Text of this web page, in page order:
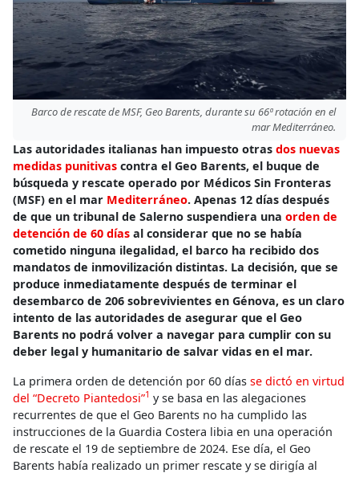
Barco de rescate de MSF, Geo Barents, durante su 66ª rotación en el
mar Mediterráneo.
Las autoridades italianas han impuesto otras dos nuevas
medidas punitivas contra el Geo Barents, el buque de
búsqueda y rescate operado por Médicos Sin Fronteras
(MSF) en el mar Mediterráneo. Apenas 12 días después
de que un tribunal de Salerno suspendiera una orden de
detención de 60 días al considerar que no se había
cometido ninguna ilegalidad, el barco ha recibido dos
mandatos de inmovilización distintas. La decisión, que se
produce inmediatamente después de terminar el
desembarco de 206 sobrevivientes en Génova, es un claro
intento de las autoridades de asegurar que el Geo
Barents no podrá volver a navegar para cumplir con su
deber legal y humanitario de salvar vidas en el mar.
La primera orden de detención por 60 días se dictó en virtud
del “Decreto Piantedosi”1 y se basa en las alegaciones
recurrentes de que el Geo Barents no ha cumplido las
instrucciones de la Guardia Costera libia en una operación
de rescate el 19 de septiembre de 2024. Ese día, el Geo
Barents había realizado un primer rescate y se dirigía al